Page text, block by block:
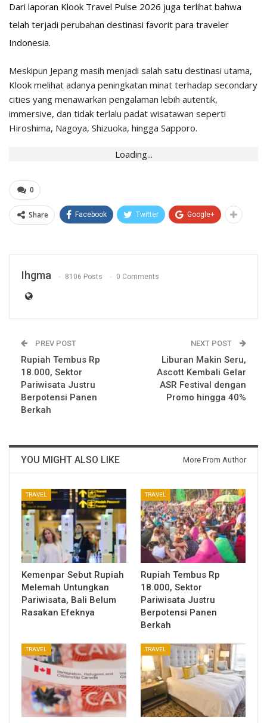
Dari laporan Klook Travel Pulse 2026 juga terlihat bahwa
telah terjadi perubahan destinasi favorit para traveler
Indonesia.
Meskipun Jepang masih menjadi salah satu destinasi utama,
Klook melihat adanya peningkatan minat terhadap secondary
cities yang menawarkan pengalaman lebih autentik,
immersive, dan tidak terlalu padat wisatawan seperti
Hiroshima, Nagoya, Shizuoka, hingga Sapporo.
Loading...
0
Share Facebook Twitter Google+
Ihgma 8106 Posts 0 Comments
PREV POST
Rupiah Tembus Rp
18.000, Sektor
Pariwisata Justru
Berpotensi Panen
Berkah
NEXT POST
Liburan Makin Seru,
Ascott Kembali Gelar
ASR Festival dengan
Promo hingga 40%
YOU MIGHT ALSO LIKE More From Author
TRAVEL
Kemenpar Sebut Rupiah
Melemah Untungkan
Pariwisata, Bali Belum
Rasakan Efeknya
TRAVEL
Rupiah Tembus Rp
18.000, Sektor
Pariwisata Justru
Berpotensi Panen
Berkah
TRAVEL TRAVEL